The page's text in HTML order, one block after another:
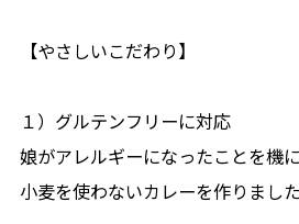
【やさしいこだわり】
１）グルテンフリーに対応
娘がアレルギーになったことを機に
小麦を使わないカレーを作りました